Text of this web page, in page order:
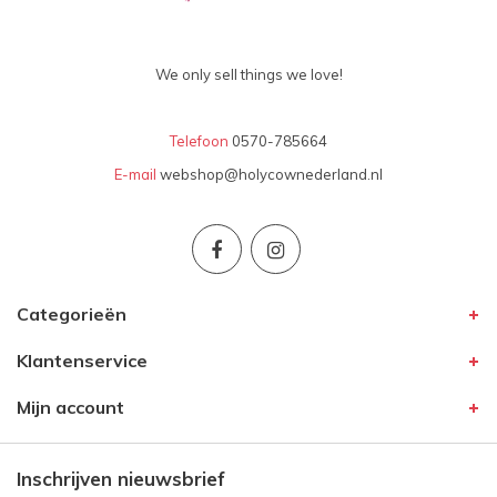
We only sell things we love!
Telefoon 0570-785664
E-mail webshop@holycownederland.nl
Categorieën
Klantenservice
Mijn account
Inschrijven nieuwsbrief